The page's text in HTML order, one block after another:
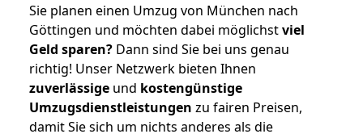
Sie planen einen Umzug von München nach
Göttingen und möchten dabei möglichstviel
Geld sparen? Dann sind Sie bei uns genau
richtig! Unser Netzwerk bieten Ihnen
zuverlässige und kostengünstige
Umzugsdienstleistungen zu fairen Preisen,
damit Sie sich um nichts anderes als die